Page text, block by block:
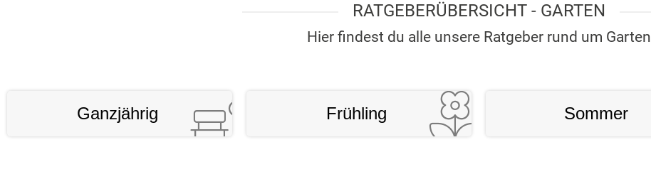
RATGEBERÜBERSICHT - GARTEN
Hier findest du alle unsere Ratgeber rund um Garten
Ganzjährig Frühling Sommer